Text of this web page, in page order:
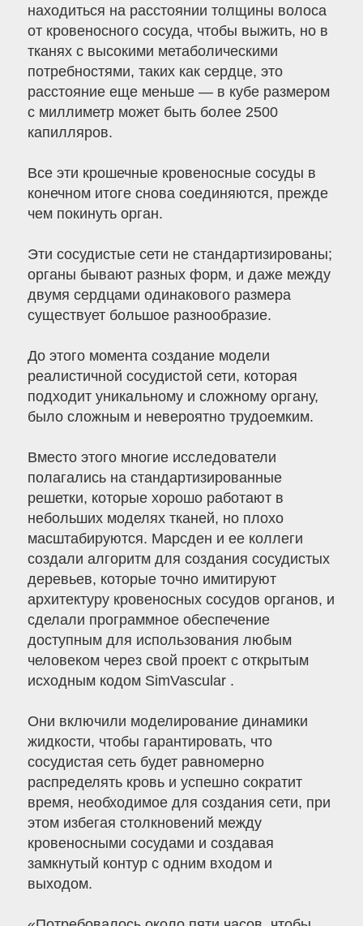
находиться на расстоянии толщины волоса
от кровеносного сосуда, чтобы выжить, но в
тканях с высокими метаболическими
потребностями, таких как сердце, это
расстояние еще меньше — в кубе размером
с миллиметр может быть более 2500
капилляров.
Все эти крошечные кровеносные сосуды в
конечном итоге снова соединяются, прежде
чем покинуть орган.
Эти сосудистые сети не стандартизированы;
органы бывают разных форм, и даже между
двумя сердцами одинакового размера
существует большое разнообразие.
До этого момента создание модели
реалистичной сосудистой сети, которая
подходит уникальному и сложному органу,
было сложным и невероятно трудоемким.
Вместо этого многие исследователи
полагались на стандартизированные
решетки, которые хорошо работают в
небольших моделях тканей, но плохо
масштабируются. Марсден и ее коллеги
создали алгоритм для создания сосудистых
деревьев, которые точно имитируют
архитектуру кровеносных сосудов органов, и
сделали программное обеспечение
доступным для использования любым
человеком через свой проект с открытым
исходным кодом SimVascular .
Они включили моделирование динамики
жидкости, чтобы гарантировать, что
сосудистая сеть будет равномерно
распределять кровь и успешно сократит
время, необходимое для создания сети, при
этом избегая столкновений между
кровеносными сосудами и создавая
замкнутый контур с одним входом и
выходом.